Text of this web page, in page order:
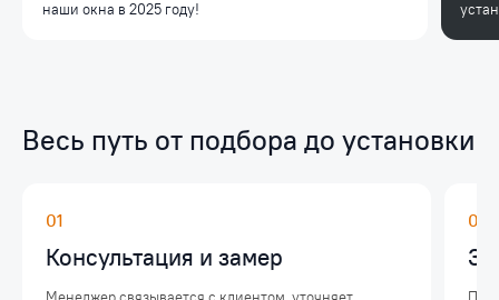
наши окна в 2025 году!
Весь путь от подбора до установки
01
Консультация и замер
02